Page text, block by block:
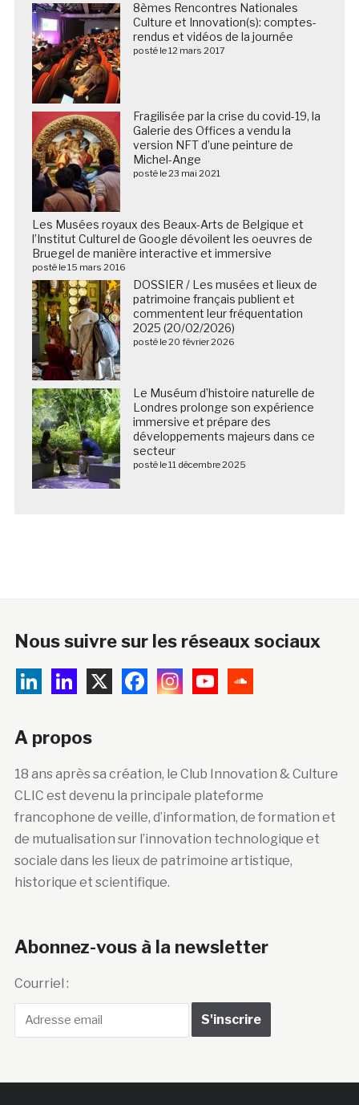
8èmes Rencontres Nationales
Culture et Innovation(s): comptes-
rendus et vidéos de la journée
posté le 12 mars 2017
Fragilisée par la crise du covid-19, la
Galerie des Offices a vendu la
version NFT d’une peinture de
Michel-Ange
posté le 23 mai 2021
Les Musées royaux des Beaux-Arts de Belgique et
l’Institut Culturel de Google dévoilent les oeuvres de
Bruegel de manière interactive et immersive
posté le 15 mars 2016
DOSSIER / Les musées et lieux de
patrimoine français publient et
commentent leur fréquentation
2025 (20/02/2026)
posté le 20 février 2026
Le Muséum d’histoire naturelle de
Londres prolonge son expérience
immersive et prépare des
développements majeurs dans ce
secteur
posté le 11 décembre 2025
Nous suivre sur les réseaux sociaux
A propos
18 ans après sa création, le Club Innovation & Culture
CLIC est devenu la principale plateforme
francophone de veille, d’information, de formation et
de mutualisation sur l’innovation technologique et
sociale dans les lieux de patrimoine artistique,
historique et scientifique.
Abonnez-vous à la newsletter
Courriel :